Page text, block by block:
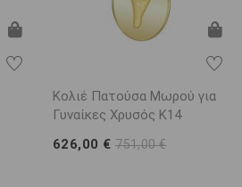
Κολιέ Πατούσα Μωρού για
Γυναίκες Χρυσός K14
626,00 €751,00 €